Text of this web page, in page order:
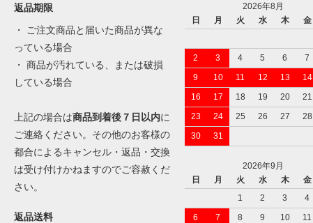
返品期限
・ ご注文商品と届いた商品が異な
っている場合
・ 商品が汚れている、または破損
している場合
上記の場合は商品到着後７日以内に
ご連絡ください。その他のお客様の
都合によるキャンセル・返品・交換
は受け付けかねますのでご容赦くだ
さい。
返品送料
2026年8月
日
月 火 水 木 金
2
3 4 5 6 7
9
10 11 12 13 14
16
17 18 19 20 21
23
24 25 26 27 28
30
31
2026年9月
日
月 火 水 木 金
1
2 3 4
6
7 8 9 10 11